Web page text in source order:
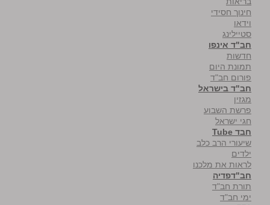
חינוך חסידי
וידאו
סטיילינג
חב"ד אינפו
חדשות
תמונת היום
פורום חב"ד
חב"ד בישראל
מגזין
פרשת השבוע
חגי ישראל
חבד Tube
שיעורי הרב כלב
ילדים
לראות את מלכנו
חב"דפדיה
תורת חב"ד
ימי חב"ד